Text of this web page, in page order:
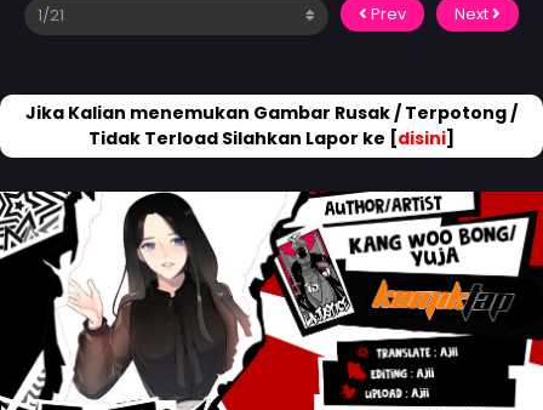
Prev Next
Jika Kalian menemukan Gambar Rusak / Terpotong /
Tidak Terload Silahkan Lapor ke [disini]